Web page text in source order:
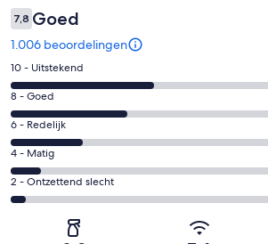
7,8 Goed
1.006 beoordelingen
Gastenscore:
10
-
Uitstekend.
378
van
1006
beoordelingen
10 - Uitstekend
Gastenscore:
8
-
Goed.
310
van
beoordelingen
8 - Goed
Gastenscore:
6
-
Redelijk.
192
6 - Redelijk
Gastenscore:
4
-
4 - Matig
Gastenscore:
2
Ontzettend
2 - Ontzettend slecht